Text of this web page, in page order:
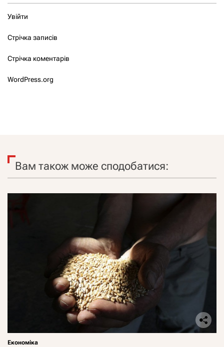
Увійти
Стрічка записів
Стрічка коментарів
WordPress.org
Вам також може сподобатися:
Економіка